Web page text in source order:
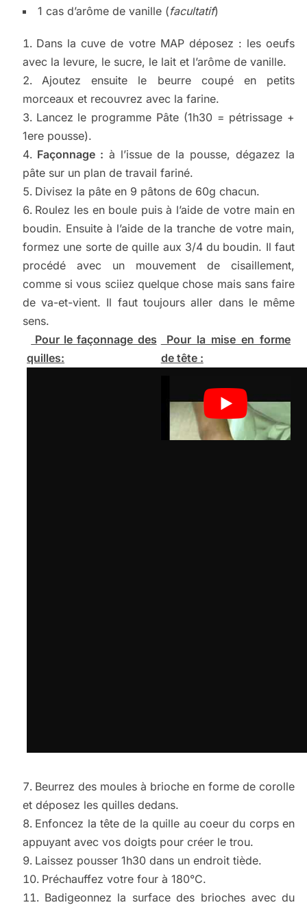
1 cas d’arôme de vanille (facultatif)
Dans la cuve de votre MAP déposez : les oeufs
avec la levure, le sucre, le lait et l’arôme de vanille.
Ajoutez ensuite le beurre coupé en petits
morceaux et recouvrez avec la farine.
Lancez le programme Pâte (1h30 = pétrissage +
1ere pousse).
Façonnage : à l’issue de la pousse, dégazez la
pâte sur un plan de travail fariné.
Divisez la pâte en 9 pâtons de 60g chacun.
Roulez les en boule puis à l’aide de votre main en
boudin. Ensuite à l’aide de la tranche de votre main,
formez une sorte de quille aux 3/4 du boudin. Il faut
procédé avec un mouvement de cisaillement,
comme si vous sciiez quelque chose mais sans faire
de va-et-vient. Il faut toujours aller dans le même
sens.
Pour le façonnage des
quilles:
Pour la mise en forme
de tête :
Beurrez des moules à brioche en forme de corolle
et déposez les quilles dedans.
Enfoncez la tête de la quille au coeur du corps en
appuyant avec vos doigts pour créer le trou.
Laissez pousser 1h30 dans un endroit tiède.
Préchauffez votre four à 180°C.
Badigeonnez la surface des brioches avec du